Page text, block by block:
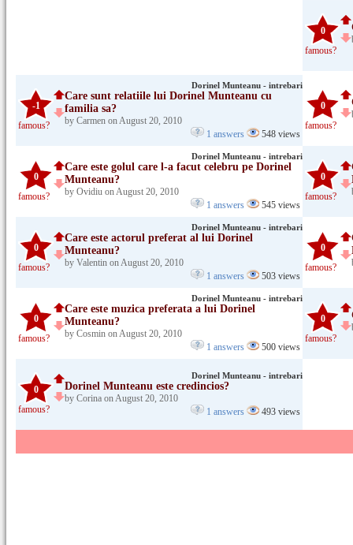
0
famous?
-1
famous?
Dorinel Munteanu - intrebari
Care sunt relatiile lui Dorinel Munteanu cu
familia sa?
by Carmen on August 20, 2010
1 answers
548 views
0
famous?
0
famous?
Dorinel Munteanu - intrebari
Care este golul care l-a facut celebru pe Dorinel
Munteanu?
by Ovidiu on August 20, 2010
1 answers
545 views
0
famous?
0
famous?
Dorinel Munteanu - intrebari
Care este actorul preferat al lui Dorinel
Munteanu?
by Valentin on August 20, 2010
1 answers
503 views
0
famous?
0
famous?
Dorinel Munteanu - intrebari
Care este muzica preferata a lui Dorinel
Munteanu?
by Cosmin on August 20, 2010
1 answers
500 views
0
famous?
0
famous?
Dorinel Munteanu - intrebari
Dorinel Munteanu este credincios?
by Corina on August 20, 2010
1 answers
493 views